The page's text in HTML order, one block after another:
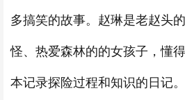
多搞笑的故事。赵琳是老赵头
怪、热爱森林的的女孩子，懂
本记录探险过程和知识的日记。